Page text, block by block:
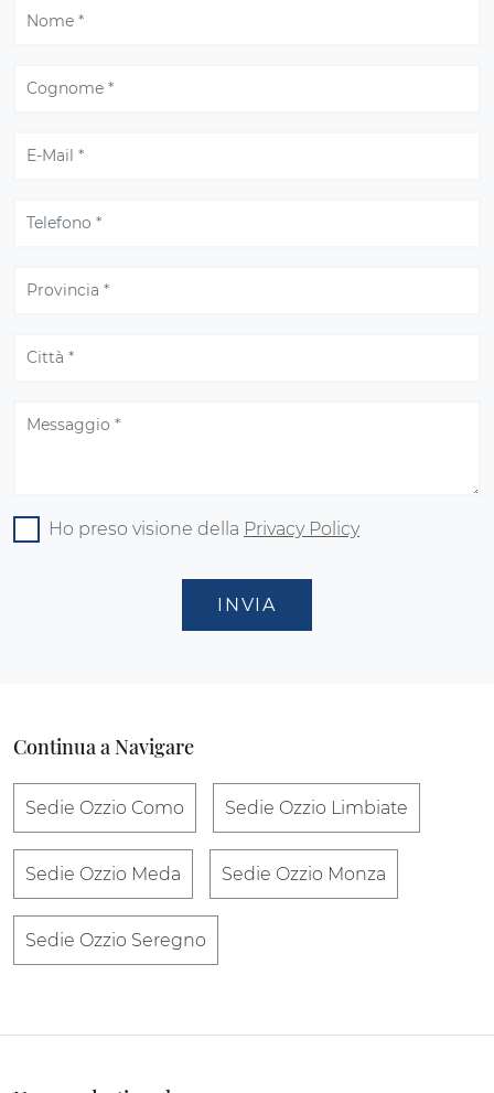
Ho preso visione della Privacy Policy
INVIA
Continua a Navigare
Sedie Ozzio Como Sedie Ozzio Limbiate
Sedie Ozzio Meda Sedie Ozzio Monza
Sedie Ozzio Seregno